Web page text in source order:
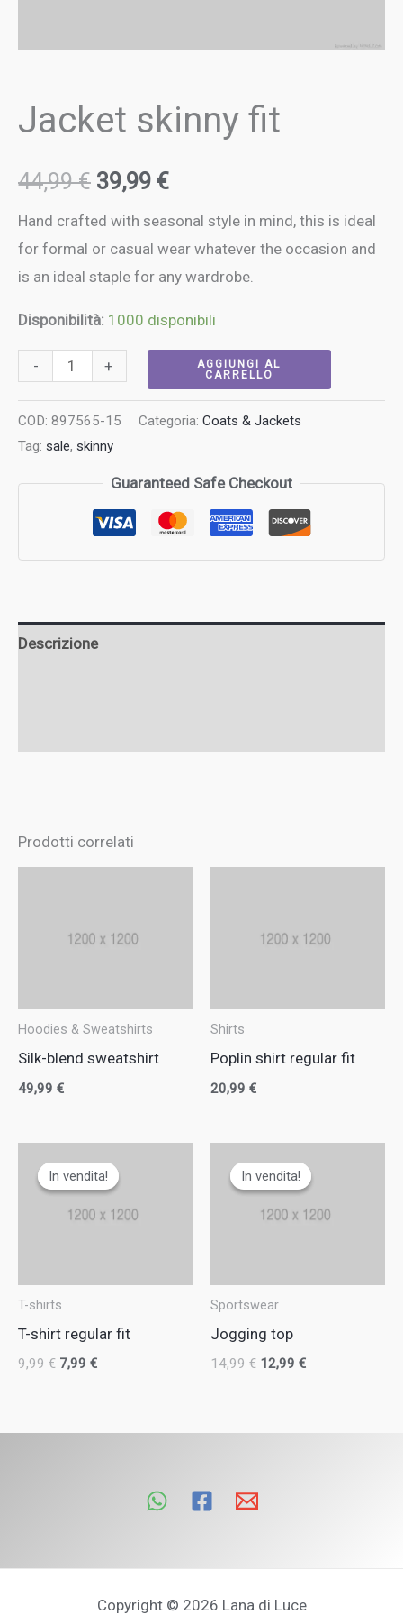
Jacket skinny fit
44,99€ 39,99 €
Hand crafted with seasonal style in mind, this is ideal
for formal or casual wear whatever the occasion and
is an ideal staple for any wardrobe.
Disponibilità: 1000 disponibili
- +
AGGIUNGI AL
CARRELLO
COD: 897565-15 Categoria: Coats & Jackets
Tag: sale, skinny
Guaranteed Safe Checkout
Descrizione
Prodotti correlati
Hoodies & Sweatshirts
Silk-blend sweatshirt
49,99 €
Shirts
Poplin shirt regular fit
20,99 €
In vendita!
In vendita!
T-shirts
T-shirt regular fit
9,99€
prezzo
originale
9,99 €.
7,99 €
prezzo
attuale
7,99 €.
In vendita!
In vendita!
Sportswear
Jogging top
14,99€
prezzo
originale
14,99 €.
12,99 €
prezzo
attuale
12,99 €.
Copyright © 2026 Lana di Luce